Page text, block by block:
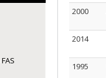
2000
2014
1995